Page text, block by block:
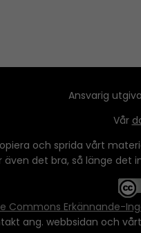
Ansvarig
Vår
och sprida vårt
även det bra, så länge
Commons Erkännande-
ang. webbsidan och